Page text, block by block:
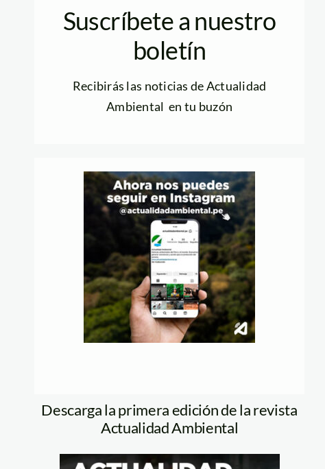
Suscríbete a nuestro
boletín
Recibirás las noticias de Actualidad
Ambiental en tu buzón
Descarga la primera edición de la revista
Actualidad Ambiental